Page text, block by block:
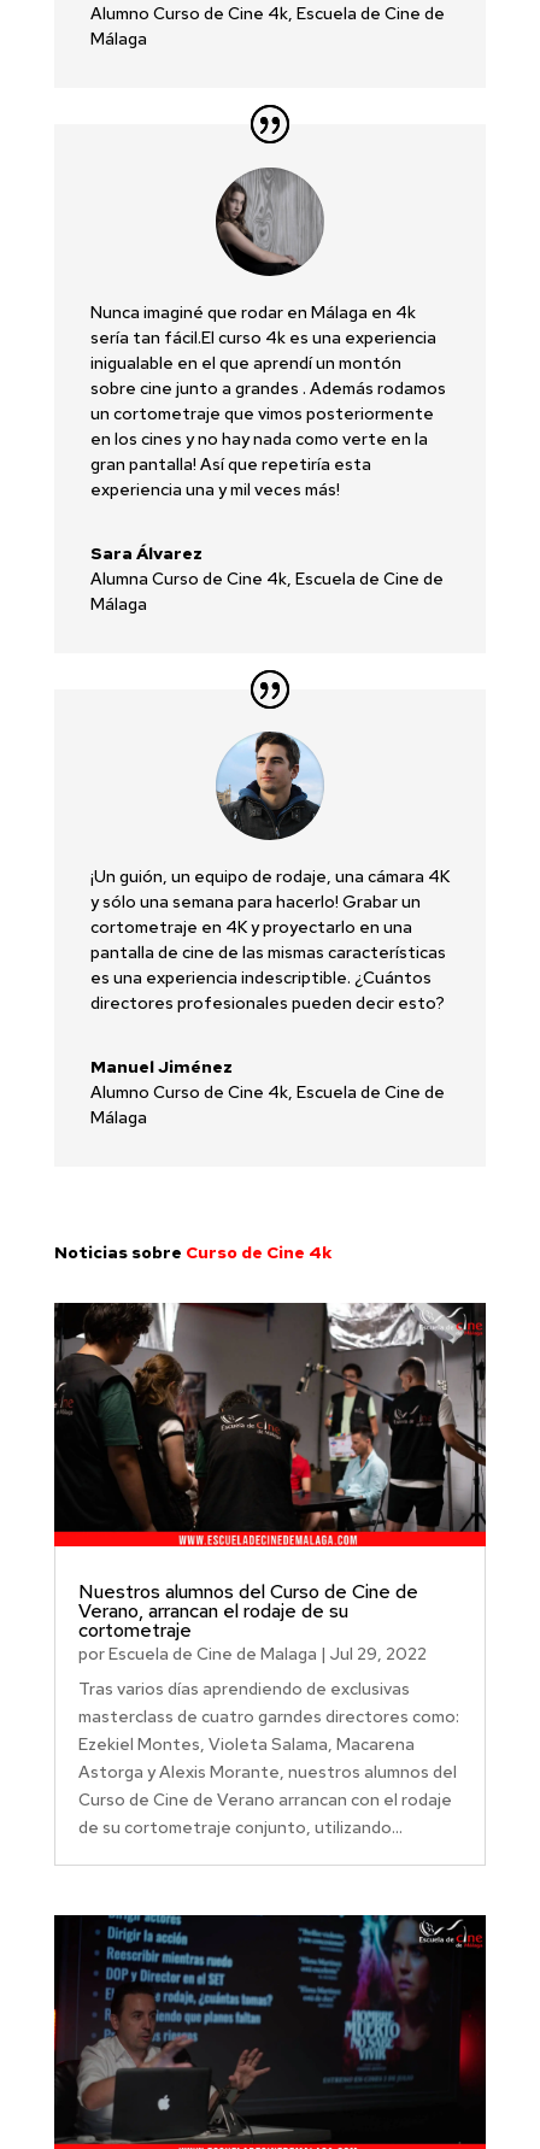
Alumno Curso de Cine 4k, Escuela de Cine de
Málaga
Nunca imaginé que rodar en Málaga en 4k
sería tan fácil.El curso 4k es una experiencia
inigualable en el que aprendí un montón
sobre cine junto a grandes . Además rodamos
un cortometraje que vimos posteriormente
en los cines y no hay nada como verte en la
gran pantalla! Así que repetiría esta
experiencia una y mil veces más!
Sara Álvarez
Alumna Curso de Cine 4k, Escuela de Cine de
Málaga
¡Un guión, un equipo de rodaje, una cámara 4K
y sólo una semana para hacerlo! Grabar un
cortometraje en 4K y proyectarlo en una
pantalla de cine de las mismas características
es una experiencia indescriptible. ¿Cuántos
directores profesionales pueden decir esto?
Manuel Jiménez
Alumno Curso de Cine 4k, Escuela de Cine de
Málaga
Noticias sobre Curso de Cine 4k
Nuestros alumnos del Curso de Cine de
Verano, arrancan el rodaje de su
cortometraje
porEscuela de Cine de Malaga | Jul 29, 2022
Tras varios días aprendiendo de exclusivas
masterclass de cuatro garndes directores como:
Ezekiel Montes, Violeta Salama, Macarena
Astorga y Alexis Morante, nuestros alumnos del
Curso de Cine de Verano arrancan con el rodaje
de su cortometraje conjunto, utilizando...